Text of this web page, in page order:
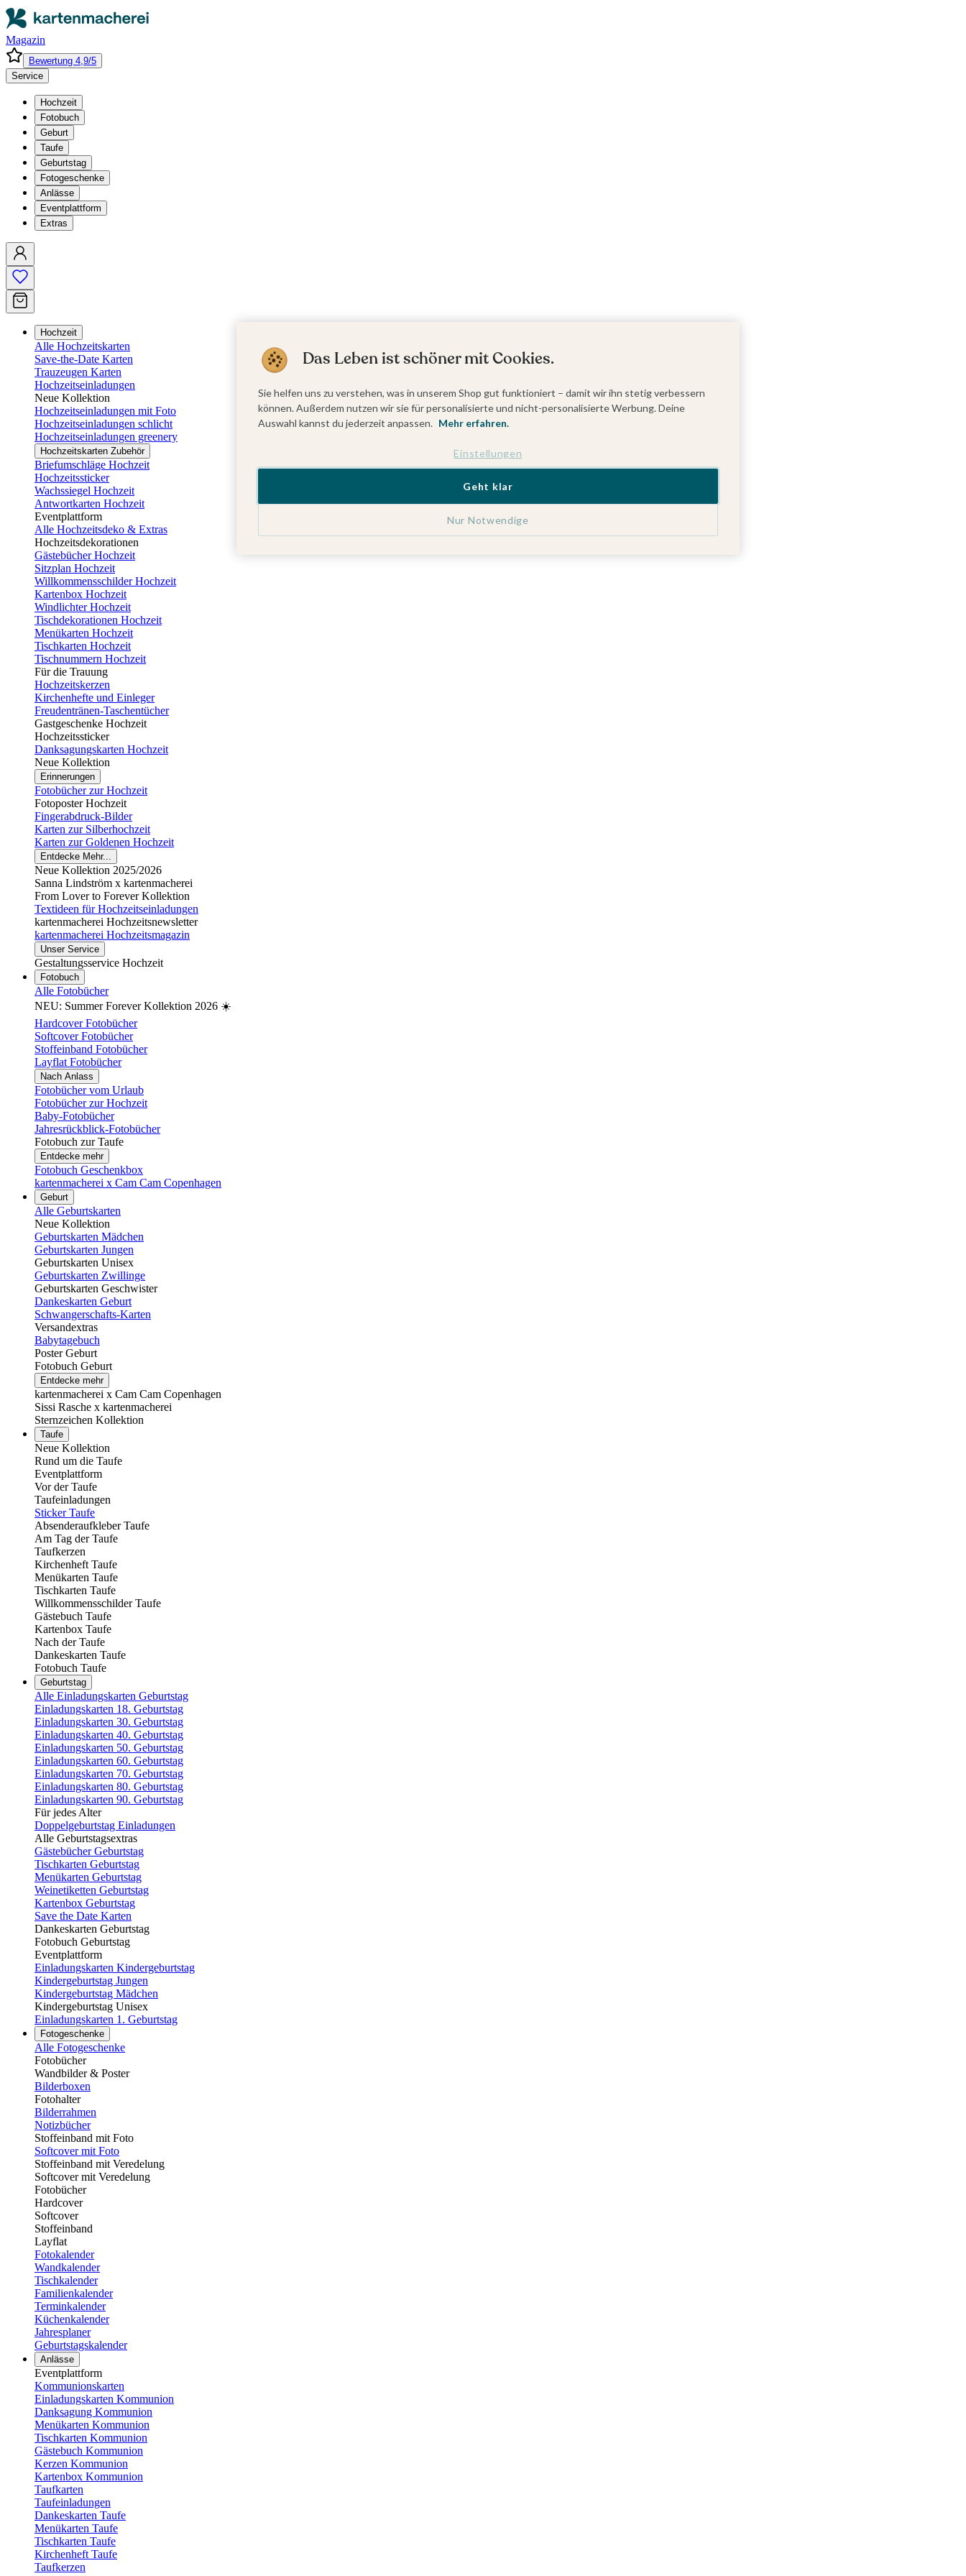
Magazin
Bewertung 4,9/5
Service
Hochzeit
Fotobuch
Geburt
Taufe
Geburtstag
Fotogeschenke
Anlässe
Eventplattform
Extras
Hochzeit
Alle Hochzeitskarten
Save-the-Date Karten
Trauzeugen Karten
Hochzeitseinladungen
Neue Kollektion
Hochzeitseinladungen mit Foto
Hochzeitseinladungen schlicht
Hochzeitseinladungen greenery
Hochzeitskarten Zubehör
Briefumschläge Hochzeit
Hochzeitssticker
Wachssiegel Hochzeit
Antwortkarten Hochzeit
Eventplattform
Alle Hochzeitsdeko & Extras
Hochzeitsdekorationen
Gästebücher Hochzeit
Sitzplan Hochzeit
Willkommensschilder Hochzeit
Kartenbox Hochzeit
Windlichter Hochzeit
Tischdekorationen Hochzeit
Menükarten Hochzeit
Tischkarten Hochzeit
Tischnummern Hochzeit
Für die Trauung
Hochzeitskerzen
Kirchenhefte und Einleger
Freudentränen-Taschentücher
Gastgeschenke Hochzeit
Hochzeitssticker
Danksagungskarten Hochzeit
Neue Kollektion
Erinnerungen
Fotobücher zur Hochzeit
Fotoposter Hochzeit
Fingerabdruck-Bilder
Karten zur Silberhochzeit
Karten zur Goldenen Hochzeit
Entdecke Mehr...
Neue Kollektion 2025/2026
Sanna Lindström x kartenmacherei
From Lover to Forever Kollektion
Textideen für Hochzeitseinladungen
kartenmacherei Hochzeitsnewsletter
kartenmacherei Hochzeitsmagazin
Unser Service
Gestaltungsservice Hochzeit
Fotobuch
Alle Fotobücher
NEU: Summer Forever Kollektion 2026 ☀️
Hardcover Fotobücher
Softcover Fotobücher
Stoffeinband Fotobücher
Layflat Fotobücher
Nach Anlass
Fotobücher vom Urlaub
Fotobücher zur Hochzeit
Baby-Fotobücher
Jahresrückblick-Fotobücher
Fotobuch zur Taufe
Entdecke mehr
Fotobuch Geschenkbox
kartenmacherei x Cam Cam Copenhagen
Geburt
Alle Geburtskarten
Neue Kollektion
Geburtskarten Mädchen
Geburtskarten Jungen
Geburtskarten Unisex
Geburtskarten Zwillinge
Geburtskarten Geschwister
Dankeskarten Geburt
Schwangerschafts-Karten
Versandextras
Babytagebuch
Poster Geburt
Fotobuch Geburt
Entdecke mehr
kartenmacherei x Cam Cam Copenhagen
Sissi Rasche x kartenmacherei
Sternzeichen Kollektion
Taufe
Neue Kollektion
Rund um die Taufe
Eventplattform
Vor der Taufe
Taufeinladungen
Sticker Taufe
Absenderaufkleber Taufe
Am Tag der Taufe
Taufkerzen
Kirchenheft Taufe
Menükarten Taufe
Tischkarten Taufe
Willkommensschilder Taufe
Gästebuch Taufe
Kartenbox Taufe
Nach der Taufe
Dankeskarten Taufe
Fotobuch Taufe
Geburtstag
Alle Einladungskarten Geburtstag
Einladungskarten 18. Geburtstag
Einladungskarten 30. Geburtstag
Einladungskarten 40. Geburtstag
Einladungskarten 50. Geburtstag
Einladungskarten 60. Geburtstag
Einladungskarten 70. Geburtstag
Einladungskarten 80. Geburtstag
Einladungskarten 90. Geburtstag
Für jedes Alter
Doppelgeburtstag Einladungen
Alle Geburtstagsextras
Gästebücher Geburtstag
Tischkarten Geburtstag
Menükarten Geburtstag
Weinetiketten Geburtstag
Kartenbox Geburtstag
Save the Date Karten
Dankeskarten Geburtstag
Fotobuch Geburtstag
Eventplattform
Einladungskarten Kindergeburtstag
Kindergeburtstag Jungen
Kindergeburtstag Mädchen
Kindergeburtstag Unisex
Einladungskarten 1. Geburtstag
Fotogeschenke
Alle Fotogeschenke
Fotobücher
Wandbilder & Poster
Bilderboxen
Fotohalter
Bilderrahmen
Notizbücher
Stoffeinband mit Foto
Softcover mit Foto
Stoffeinband mit Veredelung
Softcover mit Veredelung
Fotobücher
Hardcover
Softcover
Stoffeinband
Layflat
Fotokalender
Wandkalender
Tischkalender
Familienkalender
Terminkalender
Küchenkalender
Jahresplaner
Geburtstagskalender
Anlässe
Eventplattform
Kommunionskarten
Einladungskarten Kommunion
Danksagung Kommunion
Menükarten Kommunion
Tischkarten Kommunion
Gästebuch Kommunion
Kerzen Kommunion
Kartenbox Kommunion
Taufkarten
Taufeinladungen
Dankeskarten Taufe
Menükarten Taufe
Tischkarten Taufe
Kirchenheft Taufe
Taufkerzen
Das Leben ist schöner mit Cookies.
Sie helfen uns zu verstehen, was in unserem Shop gut funktioniert – damit wir ihn stetig verbessern
können. Außerdem nutzen wir sie für personalisierte und nicht-personalisierte Werbung. Deine
Auswahl kannst du jederzeit anpassen. Mehr erfahren.
Einstellungen
Nur Notwendige
Geht klar